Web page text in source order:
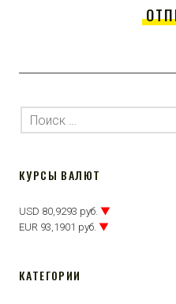
КУРСЫ ВАЛЮТ
USD 80,9293 руб. ▼
EUR 93,1901 руб. ▼
КАТЕГОРИИ